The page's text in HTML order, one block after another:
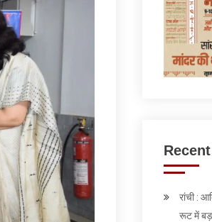
रांची :
रूट में